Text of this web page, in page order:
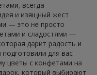
всегда
и изящный жест
— это не просто
и сладостями —
дарит радость и
для вас
цветы с конфетами на
который выбирают